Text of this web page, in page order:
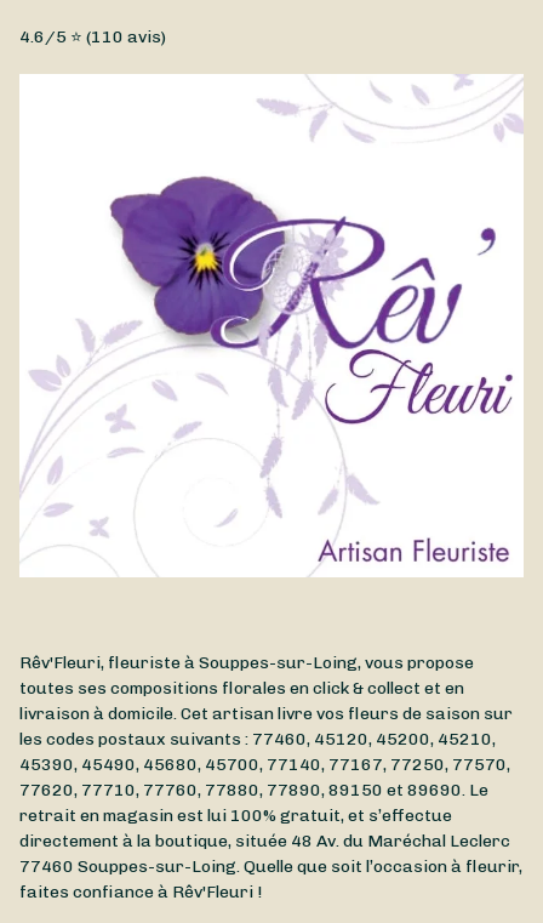
Un magnifique bouquet dans des tons pâles qui évoque l’hiver,
réalisé par Rêv'Fleuri. Disponible à la livraison à Souppes-sur-
4.6/5 ⭐ (110 avis)
Rêv'Fleuri, fleuriste à Souppes-sur-Loing, vous propose
toutes ses compositions florales en click & collect et en
livraison à domicile. Cet artisan livre vos fleurs de saison sur
les codes postaux suivants : 77460, 45120, 45200, 45210,
45390, 45490, 45680, 45700, 77140, 77167, 77250, 77570,
77620, 77710, 77760, 77880, 77890, 89150 et 89690. Le
retrait en magasin est lui 100% gratuit, et s’effectue
directement à la boutique, située 48 Av. du Maréchal Leclerc
77460 Souppes-sur-Loing. Quelle que soit l’occasion à fleurir,
faites confiance à Rêv'Fleuri !